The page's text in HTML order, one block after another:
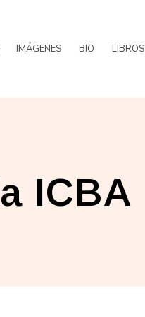
IMÁGENES BIO LIBROS
ICBA